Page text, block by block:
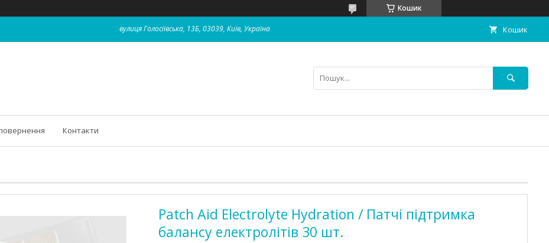
Кошик
вулиця Голосіївська, 13Б, 03039, Київ, Україна Кошик
Контакти
Patch Aid Electrolyte Hydration / Патчі підтримка
балансу електролітів 30 шт.